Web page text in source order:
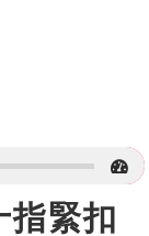
指緊扣